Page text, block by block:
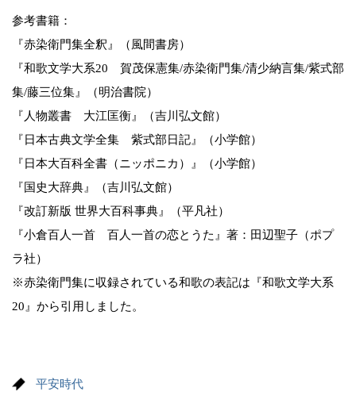
参考書籍：
『赤染衛門集全釈』（風間書房）
『和歌文学大系20 賀茂保憲集/赤染衛門集/清少納言集/紫式部
集/藤三位集』（明治書院）
『人物叢書 大江匡衡』（吉川弘文館）
『日本古典文学全集 紫式部日記』（小学館）
『日本大百科全書（ニッポニカ）』（小学館）
『国史大辞典』（吉川弘文館）
『改訂新版 世界大百科事典』（平凡社）
『小倉百人一首 百人一首の恋とうた』著：田辺聖子（ポプ
ラ社）
※赤染衛門集に収録されている和歌の表記は『和歌文学大系
20』から引用しました。
平安時代